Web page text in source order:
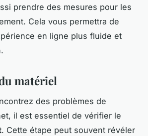
prendre des mesures pour les
Cela vous permettra de
en ligne plus fluide et
matériel
des problèmes de
il est essentiel de vérifier le
. Cette étape peut souvent révéler